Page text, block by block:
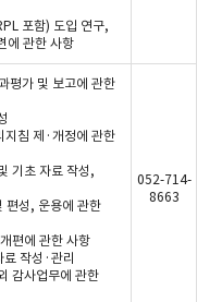
포함) 도입 연구,
에 관한 사항
평가 및 보고에 관한
침 제·개정에 관한
기초 자료 작성,
편성, 운용에 관한
편에 관한 사항
작성·관리
감사업무에 관한
052-714-
8663